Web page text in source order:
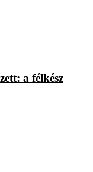
a félkész